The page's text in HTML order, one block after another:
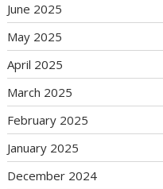
June 2025
May 2025
April 2025
March 2025
February 2025
January 2025
December 2024